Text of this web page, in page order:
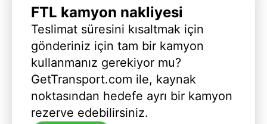
FTL kamyon nakliyesi
Teslimat süresini kısaltmak için
gönderiniz için tam bir kamyon
kullanmanız gerekiyor mu?
GetTransport.com ile, kaynak
noktasından hedefe ayrı bir kamyon
rezerve edebilirsiniz.